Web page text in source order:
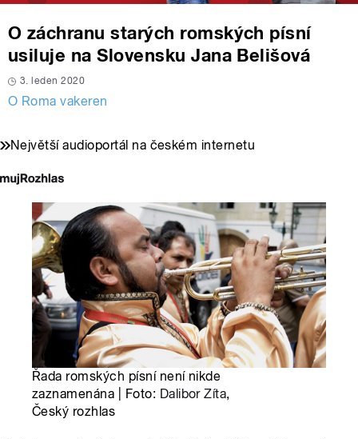
O záchranu starých romských písní
usiluje na Slovensku Jana Belišová
3. leden 2020
O Roma vakeren
Největší audioportál na českém internetu
Řada romských písní není nikde
zaznamenána | Foto: Dalibor Zíta,
Český rozhlas